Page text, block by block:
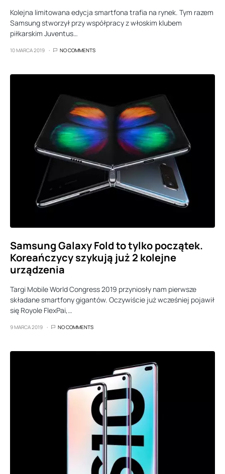
Kolejna limitowana edycja smartfona trafia na rynek. Tym razem
Samsung stworzył przy współpracy z włoskim klubem
piłkarskim Juventus…
10 MARCA 2019 NO COMMENTS
Samsung Galaxy Fold to tylko początek.
Koreańczycy szykują już 2 kolejne
urządzenia
Targi Mobile World Congress 2019 przyniosły nam pierwsze
składane smartfony gigantów. Oczywiście już wcześniej pojawił
się Royole FlexPai,…
9 MARCA 2019 NO COMMENTS